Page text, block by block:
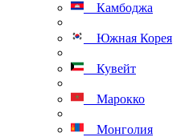
Камбоджа
Южная Корея
Кувейт
Марокко
Монголия